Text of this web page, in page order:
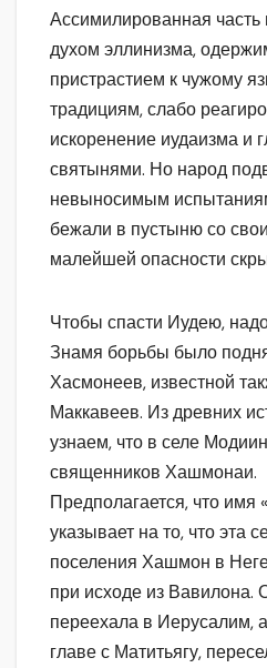
Ассимилированная часть
духом эллинизма,
пристрастием к чужому
традициям, слабо
искоренение иудаизма и
святынями. Но народ
невыносимым
бежали в пустыню со
малейшей опасности
Чтобы спасти Иудею,
Знамя борьбы было
Хасмонеев, известной
Маккавеев. Из древних
узнаем, что в селе
священников Хашмонаи.
Предполагается, что
указывает на то, что эта
поселения Хашмон в
при исходе из Вавилона.
переехала в Иерусалим,
главе с Матитьягу,